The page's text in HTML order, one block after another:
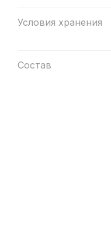
Условия хранения
Состав